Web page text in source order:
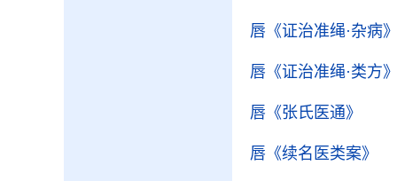
唇 《证治准绳·杂病
唇 《证治准绳·类方
唇 《张氏医通》
唇 《续名医类案》